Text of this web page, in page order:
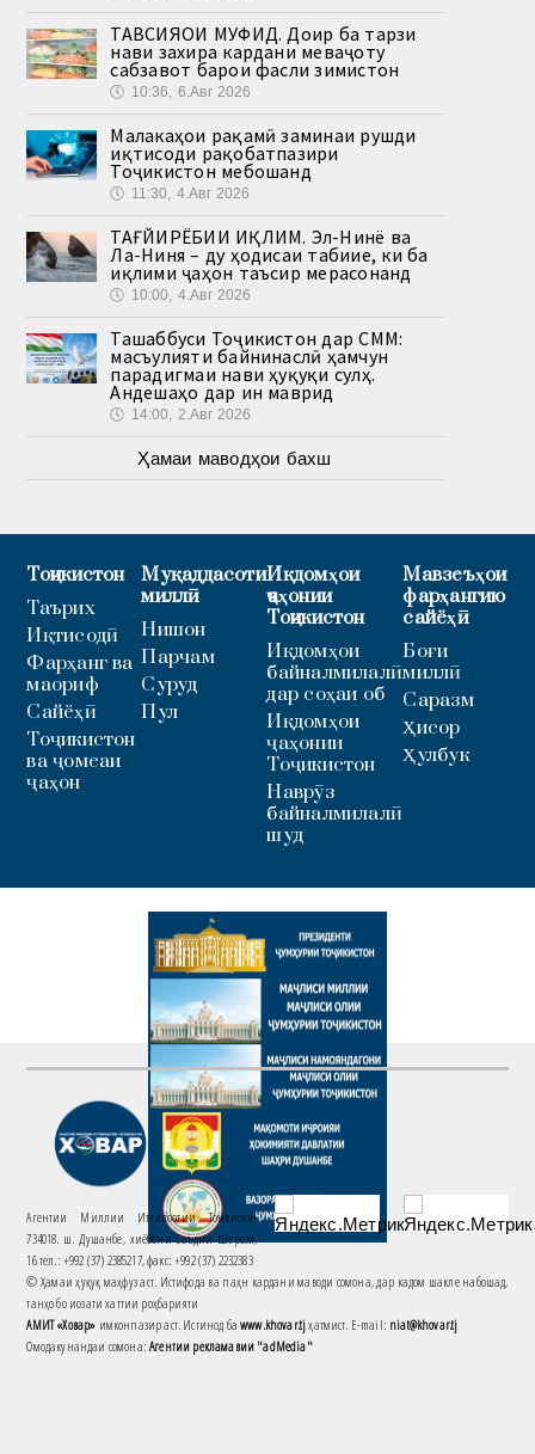
ТАВСИЯҲОИ МУФИД. Доир ба тарзи
нави захира кардани меваҷоту
сабзавот барои фасли зимистон
🕔 10:36, 6.Авг 2026
Малакаҳои рақамӣ заминаи рушди
иқтисоди рақобатпазири
Тоҷикистон мебошанд
🕔 11:30, 4.Авг 2026
ТАҒЙИРЁБИИ ИҚЛИМ. Эл-Нинё ва
Ла-Ниня – ду ҳодисаи табиие, ки ба
иқлими ҷаҳон таъсир мерасонанд
🕔 10:00, 4.Авг 2026
Ташаббуси Тоҷикистон дар СММ:
масъулияти байнинаслӣ ҳамчун
парадигмаи нави ҳуқуқи сулҳ.
Андешаҳо дар ин маврид
🕔 14:00, 2.Авг 2026
Ҳамаи маводҳои бахш
Тоҷикистон
Таърих
Иқтисодӣ
Фарҳанг ва
маориф
Сайёҳӣ
Тоҷикистон
ва ҷомеаи
ҷаҳон
Муқаддасоти
миллӣ
Нишон
Парчам
Суруд
Пул
Иқдомҳои
ҷаҳонии
Тоҷикистон
Иқдомҳои
байналмилалӣ
дар соҳаи об
Иқдомҳои
ҷаҳонии
Тоҷикистон
Наврӯз
байналмилалӣ
шуд
Мавзеъҳои
фарҳангию
сайёҳӣ
Боғи
миллӣ
Саразм
Ҳисор
Ҳулбук
Агентии Миллии Иттилоотии Тоҷикистон
734018. ш. Душанбе, хиёбони Саъдии Шерозӣ,
16 тел.: +992 (37) 2385217, факс: +992 (37) 2232383
© Ҳамаи ҳуқуқ маҳфуз аст. Истифода ва паҳн кардани маводи сомона, дар кадом шакле набошад,
танҳо бо иҷозати хаттии роҳбарияти
АМИТ «Ховар» имконпазир аст. Истинод баwww.khovar.tjҳатмист. E-mail: niat@khovar.tj
Омодакунандаи сомона:Агентии рекламавии "adMedia"